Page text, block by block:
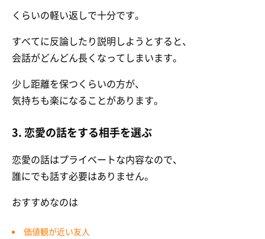
くらいの軽い返しで十分です。
すべてに反論したり説明しようとすると、
会話がどんどん長くなってしまいます。
少し距離を保つくらいの方が、
気持ちも楽になることがあります。
3. 恋愛の話をする相手を選ぶ
恋愛の話はプライベートな内容なので、
誰にでも話す必要はありません。
おすすめなのは
価値観が近い友人